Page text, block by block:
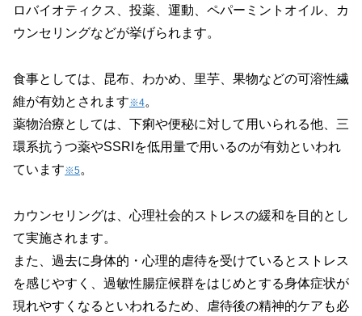
ロバイオティクス、投薬、運動、ペパーミントオイル、カ
ウンセリングなどが挙げられます。
食事としては、昆布、わかめ、里芋、果物などの可溶性繊
維が有効とされます※4。
薬物治療としては、下痢や便秘に対して用いられる他、三
環系抗うつ薬やSSRIを低用量で用いるのが有効といわれ
ています※5。
カウンセリングは、心理社会的ストレスの緩和を目的とし
て実施されます。
また、過去に身体的・心理的虐待を受けているとストレス
を感じやすく、過敏性腸症候群をはじめとする身体症状が
現れやすくなるといわれるため、虐待後の精神的ケアも必